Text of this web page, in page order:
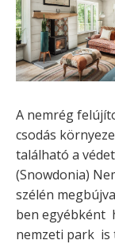
A nemrég
csodás
található a
(Snowdonia)
szélén
ben egyébként
nemzeti park is